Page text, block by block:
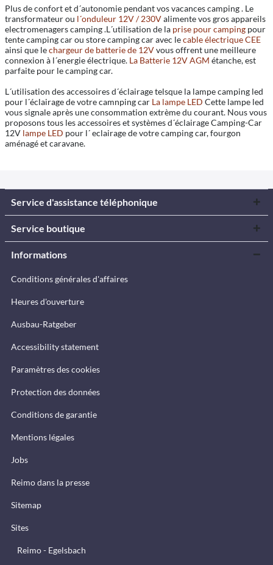
Plus de confort et d´autonomie pendant vos vacances camping . Le
transformateur ou l´onduleur 12V / 230Valimente vos gros appareils
electromenagers camping .L´utilisation de la prise pour camping pour
tente camping car ou store camping car avec lecable électrique CEE
ainsi que lechargeur de batterie de 12Vvous offrent une meilleure
connexion à l´energie électrique. La Batterie 12V AGM étanche, est
parfaite pour le camping car.
L´utilisation des accessoires d´éclairage telsque la lampe camping led
pour l´éclairage de votre camnping car La lampe LED Cette lampe led
vous signale après une consommation extrème du courant. Nous vous
proposons tous les accessoires et systèmes d´éclairage Camping-Car
12V lampe LED pour l´ eclairage de votre camping car, fourgon
aménagé et caravane.
Service d'assistance téléphonique
Service boutique
Informations
Conditions générales d'affaires
Heures d'ouverture
Ausbau-Ratgeber
Accessibility statement
Paramètres des cookies
Protection des données
Conditions de garantie
Mentions légales
Jobs
Reimo dans la presse
Sitemap
Sites
Reimo - Egelsbach